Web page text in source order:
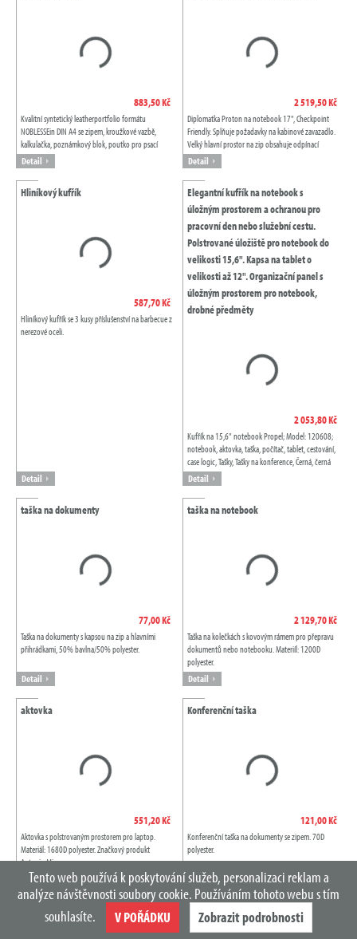
883,50 Kč
Kvalitní syntetický leatherportfolio formátu
NOBLESSEin DIN A4 se zipem, kroužkové vazbě,
kalkulačka, poznámkový blok, poutko pro psací
potřeby pro domácnost, různé kapsy, držadla...
Detail
2 519,50 Kč
Diplomatka Proton na notebook 17", Checkpoint
Friendly. Splňuje požadavky na kabinové zavazadlo.
Velký hlavní prostor na zip obsahuje odpínací
zpevněné pouzdro na notebook vyhovující...
Detail
Hliníkový kufřík
587,70 Kč
Hliníkový kufřík se 3 kusy příslušenství na barbecue z
nerezové oceli.
Detail
Elegantní kufřík na notebook s
úložným prostorem a ochranou pro
pracovní den nebo služební cestu.
Polstrované úložiště pro notebook do
velikosti 15,6". Kapsa na tablet o
velikosti až 12". Organizační panel s
úložným prostorem pro notebook,
drobné předměty
2 053,80 Kč
Kufřík na 15,6" notebook Propel; Model: 120608;
notebook, aktovka, taška, počítač, tablet, cestování,
case logic, Tašky, Tašky na konference, Černá, černá
sytá, 420DPolyester, Avenue...
Detail
taška na dokumenty
77,00 Kč
Taška na dokumenty s kapsou na zip a hlavními
přihrádkami, 50% bavlna/50% polyester.
Detail
taška na notebook
2 129,70 Kč
Taška na kolečkách s kovovým rámem pro přepravu
dokumentů nebo notebooku. Materiíl: 1200D
polyester.
Detail
aktovka
551,20 Kč
Aktovka s polstrovaným prostorem pro laptop.
Materiál: 1680D polyester. Značkový produkt
Antonio Miro.
Detail
Konferenční taška
121,00 Kč
Konferenční taška na dokumenty se zipem. 70D
polyester.
Detail
taška na dokumenty Taška na dokumenty
Tento web používá k poskytování služeb, personalizaci reklam a
analýze návštěvnosti soubory cookie. Používáním tohoto webu s tím
souhlasíte.
V POŘÁDKU Zobrazit podrobnosti